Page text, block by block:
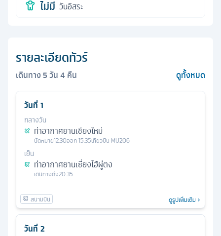
ไม่มี วันอิสระ
รายละเอียดทัวร์
เดินทาง5วัน4 คืน ดูทั้งหมด
วันที่ 1
กลางวัน
ท่าอากาศยานเชียงใหม่
นัดหมาย12.30ออก15.35เที่ยวบิน MU206
เย็น
ท่าอากาศยานเซี่ยงไฮ้ผู่ตง
เดินทางถึง20.35
ดูรูปเพิ่มเติม
วันที่ 2